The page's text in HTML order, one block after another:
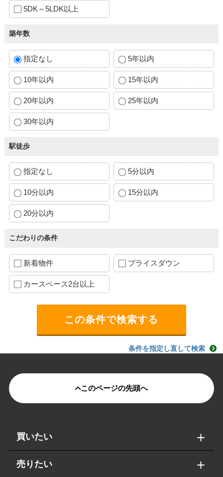
5DK～5LDK以上
築年数
指定なし 5年以内
10年以内 15年以内
20年以内 25年以内
30年以内
駅徒歩
指定なし 5分以内
10分以内 15分以内
20分以内
こだわりの条件
新着物件 プライスダウン
カースペース2台以上
条件を指定し直して検索
このページの先頭へ
買いたい
売りたい